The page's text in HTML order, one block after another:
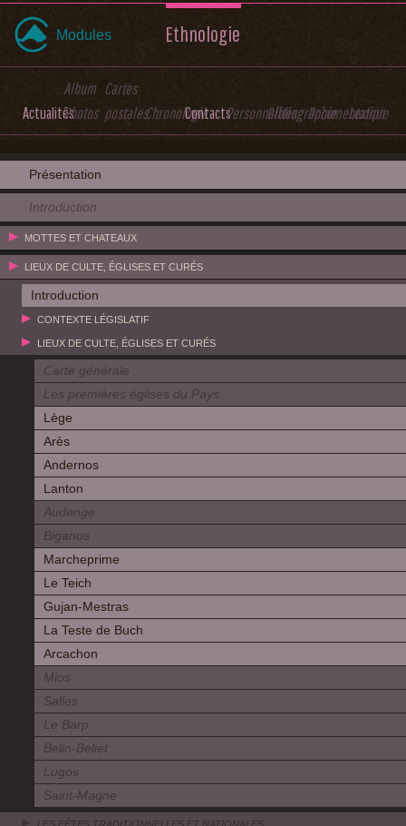
Modules Ethnologie
Actualités
Album
Photos
Cartes
postalesChronologieContactsPersonnalitésBibliographieDocumentation
Lexique
Présentation
Introduction
MOTTES ET CHATEAUX
LIEUX DE CULTE, ÉGLISES ET CURÉS
Introduction
CONTEXTE LÉGISLATIF
LIEUX DE CULTE, ÉGLISES ET CURÉS
Carte générale
Les premières églises du Pays
Lège
Arès
Andernos
Lanton
Audenge
Biganos
Marcheprime
Le Teich
Gujan-Mestras
La Teste de Buch
Arcachon
Mios
Salles
Le Barp
Belin-Beliet
Lugos
Saint-Magne